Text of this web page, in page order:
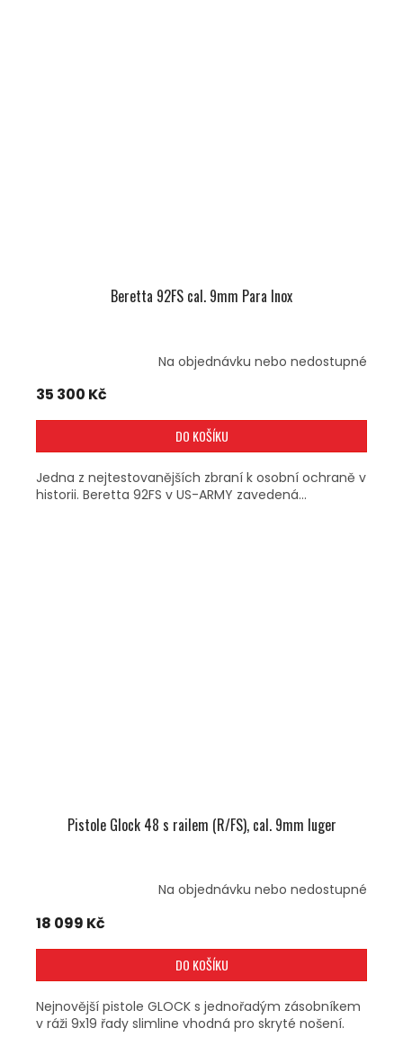
Beretta 92FS cal. 9mm Para Inox
Na objednávku nebo nedostupné
35 300 Kč
DO KOŠÍKU
Jedna z nejtestovanějších zbraní k osobní ochraně v
historii. Beretta 92FS v US-ARMY zavedená...
Pistole Glock 48 s railem (R/FS), cal. 9mm luger
Na objednávku nebo nedostupné
18 099 Kč
DO KOŠÍKU
Nejnovější pistole GLOCK s jednořadým zásobníkem
v ráži 9x19 řady slimline vhodná pro skryté nošení.